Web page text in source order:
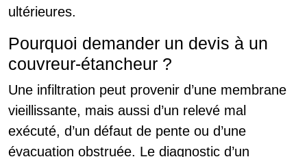
ultérieures.
Pourquoi demander un devis à un
couvreur-étancheur ?
Une infiltration peut provenir d’une membrane
vieillissante, mais aussi d’un relevé mal
exécuté, d’un défaut de pente ou d’une
évacuation obstruée. Le diagnostic d’un